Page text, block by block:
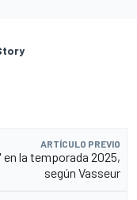
ARTÍCULO PREVIO
la temporada 2025,
según Vasseur